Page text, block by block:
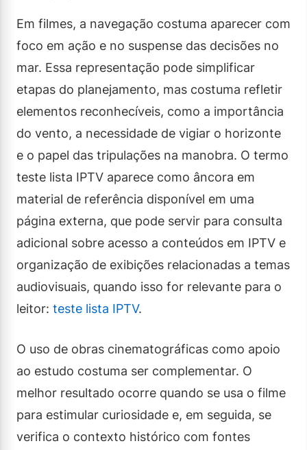
Em filmes, a navegação costuma aparecer com
foco em ação e no suspense das decisões no
mar. Essa representação pode simplificar
etapas do planejamento, mas costuma refletir
elementos reconhecíveis, como a importância
do vento, a necessidade de vigiar o horizonte
e o papel das tripulações na manobra. O termo
teste lista IPTV aparece como âncora em
material de referência disponível em uma
página externa, que pode servir para consulta
adicional sobre acesso a conteúdos em IPTV e
organização de exibições relacionadas a temas
audiovisuais, quando isso for relevante para o
leitor: teste lista IPTV.
O uso de obras cinematográficas como apoio
ao estudo costuma ser complementar. O
melhor resultado ocorre quando se usa o filme
para estimular curiosidade e, em seguida, se
verifica o contexto histórico com fontes